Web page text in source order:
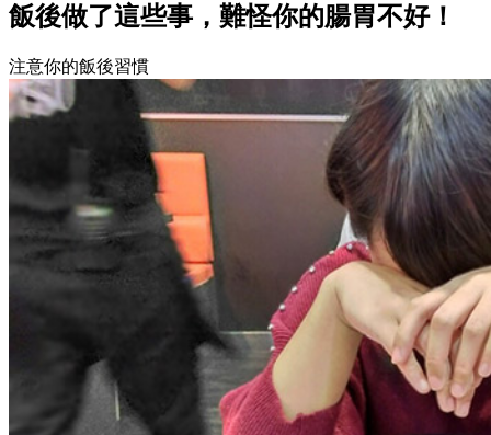
飯後做了這些事，難怪你的腸胃不好！
注意你的飯後習慣